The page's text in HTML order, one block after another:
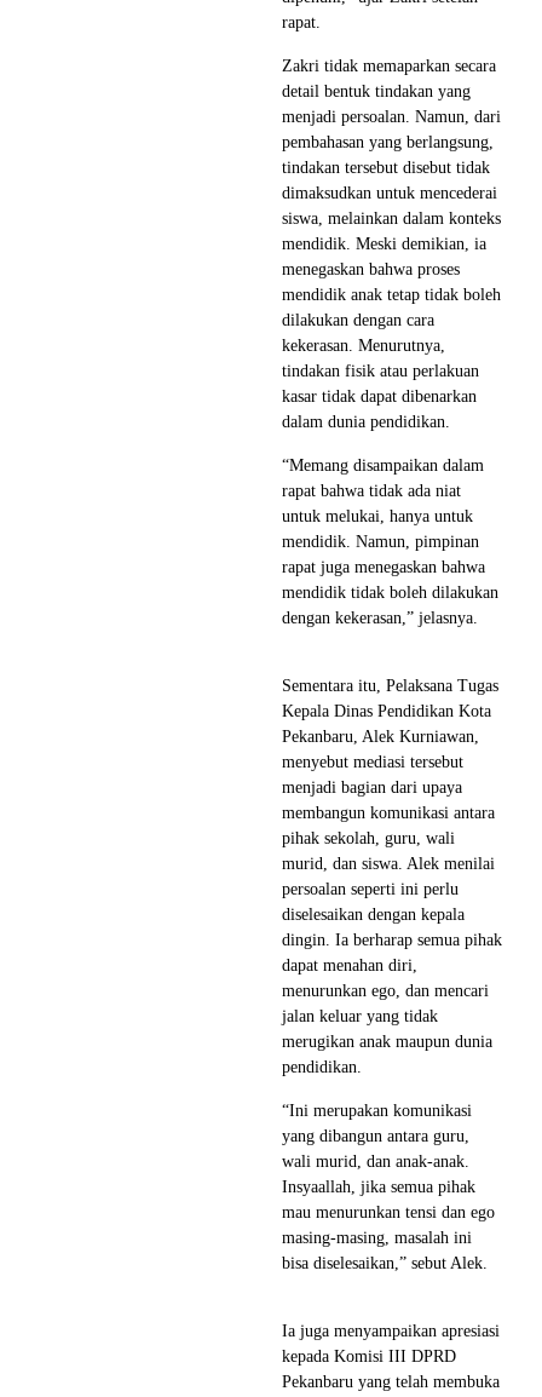
rapat.
Zakri tidak memaparkan secara
detail bentuk tindakan yang
menjadi persoalan. Namun, dari
pembahasan yang berlangsung,
tindakan tersebut disebut tidak
dimaksudkan untuk mencederai
siswa, melainkan dalam konteks
mendidik. Meski demikian, ia
menegaskan bahwa proses
mendidik anak tetap tidak boleh
dilakukan dengan cara
kekerasan. Menurutnya,
tindakan fisik atau perlakuan
kasar tidak dapat dibenarkan
dalam dunia pendidikan.
“Memang disampaikan dalam
rapat bahwa tidak ada niat
untuk melukai, hanya untuk
mendidik. Namun, pimpinan
rapat juga menegaskan bahwa
mendidik tidak boleh dilakukan
dengan kekerasan,” jelasnya.
Sementara itu, Pelaksana Tugas
Kepala Dinas Pendidikan Kota
Pekanbaru, Alek Kurniawan,
menyebut mediasi tersebut
menjadi bagian dari upaya
membangun komunikasi antara
pihak sekolah, guru, wali
murid, dan siswa. Alek menilai
persoalan seperti ini perlu
diselesaikan dengan kepala
dingin. Ia berharap semua pihak
dapat menahan diri,
menurunkan ego, dan mencari
jalan keluar yang tidak
merugikan anak maupun dunia
pendidikan.
“Ini merupakan komunikasi
yang dibangun antara guru,
wali murid, dan anak-anak.
Insyaallah, jika semua pihak
mau menurunkan tensi dan ego
masing-masing, masalah ini
bisa diselesaikan,” sebut Alek.
Ia juga menyampaikan apresiasi
kepada Komisi III DPRD
Pekanbaru yang telah membuka